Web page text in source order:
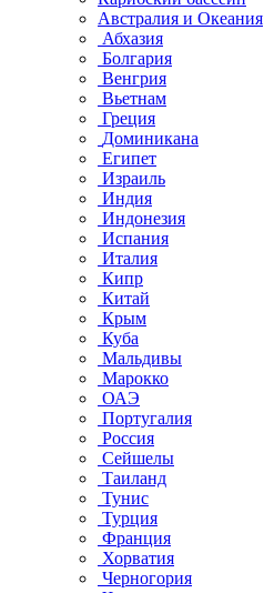
Австралия и Океания
Абхазия
Болгария
Венгрия
Вьетнам
Греция
Доминикана
Египет
Израиль
Индия
Индонезия
Испания
Италия
Кипр
Китай
Крым
Куба
Мальдивы
Марокко
ОАЭ
Португалия
Россия
Сейшелы
Таиланд
Тунис
Турция
Франция
Хорватия
Черногория